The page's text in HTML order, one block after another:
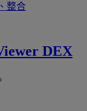
整合
DEX